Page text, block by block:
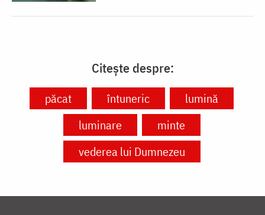
Citește despre:
păcat întuneric
lumină
luminare
minte
vederea lui Dumnezeu